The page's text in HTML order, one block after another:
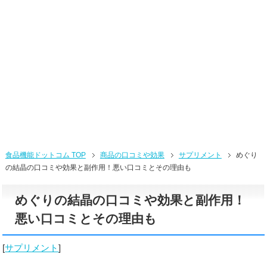
食品機能ドットコム TOP 商品の口コミや効果 サプリメント
めぐり
の結晶の口コミや効果と副作用！悪い口コミとその理由も
めぐりの結晶の口コミや効果と副作用！
悪い口コミとその理由も
[サプリメント]